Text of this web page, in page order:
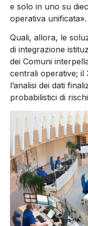
e solo in uno su
operativa unificata».
Quali, allora, le
di integrazione
dei Comuni
centrali operative; il
l’analisi dei dati
probabilistici di